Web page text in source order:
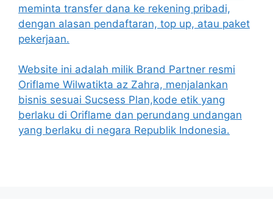
meminta transfer dana ke rekening pribadi,
dengan alasan pendaftaran, top up, atau paket
pekerjaan.
Website ini adalah milik Brand Partner resmi
Oriflame Wilwatikta az Zahra, menjalankan
bisnis sesuai Sucsess Plan,kode etik yang
berlaku di Oriflame dan perundang undangan
yang berlaku di negara Republik Indonesia.